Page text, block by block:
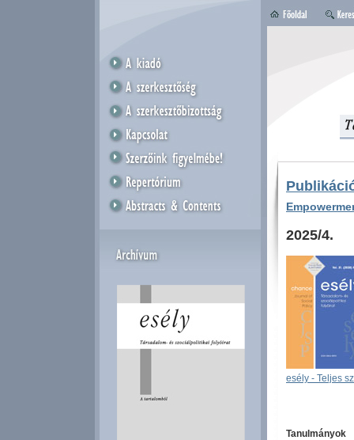
2025/4.
esély - Teljes
Tanulmányok